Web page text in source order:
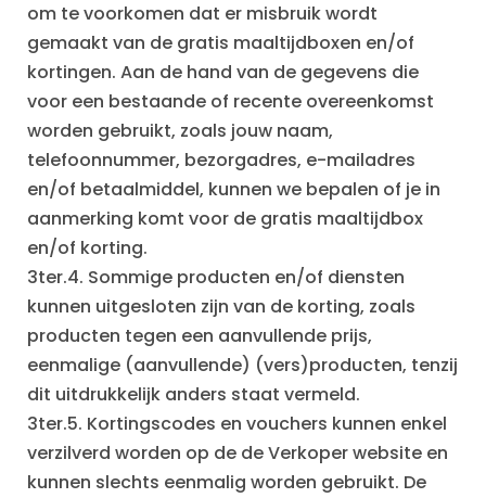
om te voorkomen dat er misbruik wordt
gemaakt van de gratis maaltijdboxen en/of
kortingen. Aan de hand van de gegevens die
voor een bestaande of recente overeenkomst
worden gebruikt, zoals jouw naam,
telefoonnummer, bezorgadres, e-mailadres
en/of betaalmiddel, kunnen we bepalen of je in
aanmerking komt voor de gratis maaltijdbox
en/of korting.
3ter.4. Sommige producten en/of diensten
kunnen uitgesloten zijn van de korting, zoals
producten tegen een aanvullende prijs,
eenmalige (aanvullende) (vers)producten, tenzij
dit uitdrukkelijk anders staat vermeld.
3ter.5. Kortingscodes en vouchers kunnen enkel
verzilverd worden op de de Verkoper website en
kunnen slechts eenmalig worden gebruikt. De